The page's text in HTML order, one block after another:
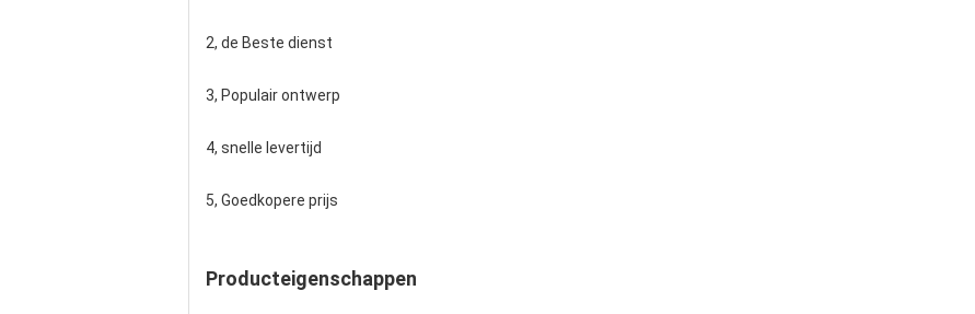
2, de Beste dienst
3, Populair ontwerp
4, snelle levertijd
5, Goedkopere prijs
Producteigenschappen